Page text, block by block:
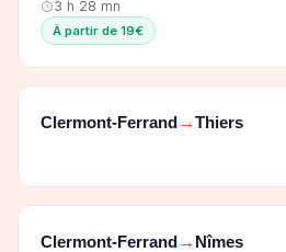
3 h 28 mn
À partir de 19€
Clermont-Ferrand→Thiers
Clermont-Ferrand→ Nîmes